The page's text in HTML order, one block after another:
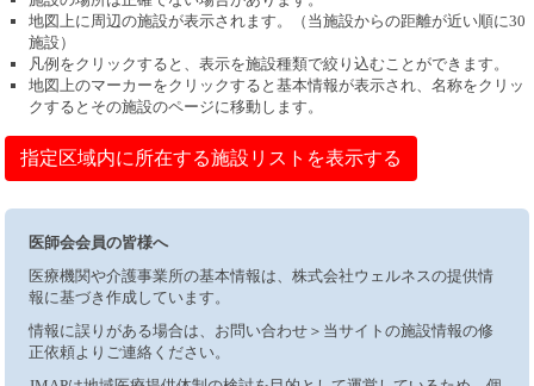
地図上に周辺の施設が表示されます。（当施設からの距離が近い順に30
施設）
凡例をクリックすると、表示を施設種類で絞り込むことができます。
地図上のマーカーをクリックすると基本情報が表示され、名称をクリッ
クするとその施設のページに移動します。
指定区域内に所在する施設リストを表示する
医師会会員の皆様へ
医療機関や介護事業所の基本情報は、株式会社ウェルネスの提供情
報に基づき作成しています。
情報に誤りがある場合は、お問い合わせ＞当サイトの施設情報の修
正依頼よりご連絡ください。